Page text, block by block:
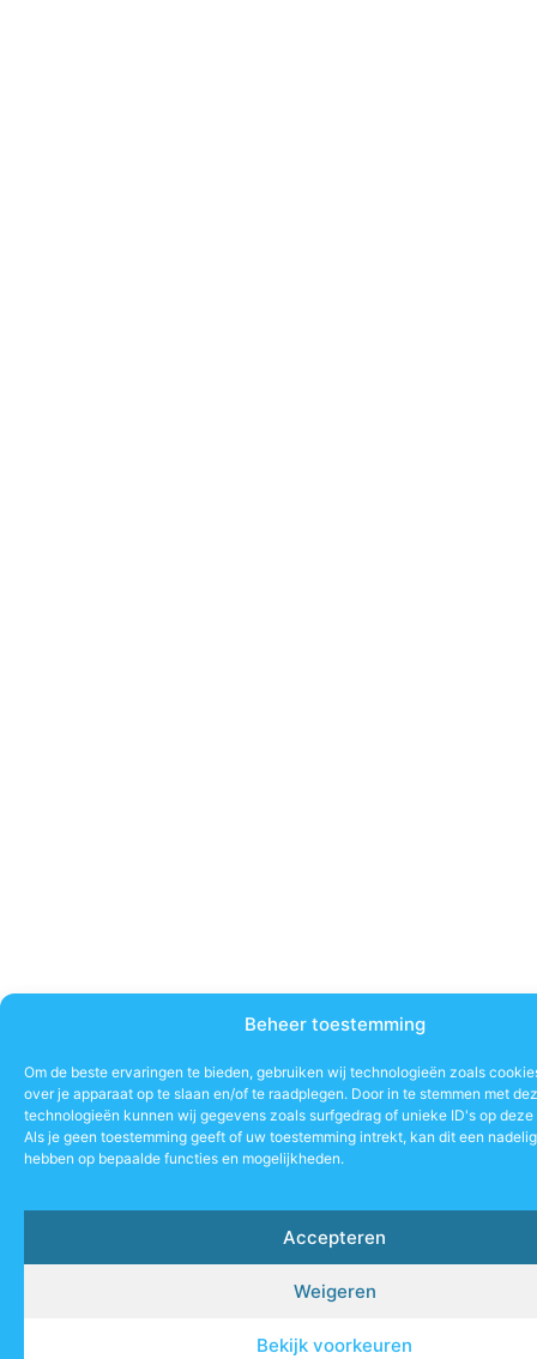
Beheer toestemming
Om de beste ervaringen te bieden, gebruiken wij technologieën zoals
over je apparaat op te slaan en/of te raadplegen. Door in te stemmen met
technologieën kunnen wij gegevens zoals surfgedrag of unieke ID's op
Als je geen toestemming geeft of uw toestemming intrekt, kan dit een
hebben op bepaalde functies en mogelijkheden.
Accepteren
Weigeren
Bekijk voorkeuren